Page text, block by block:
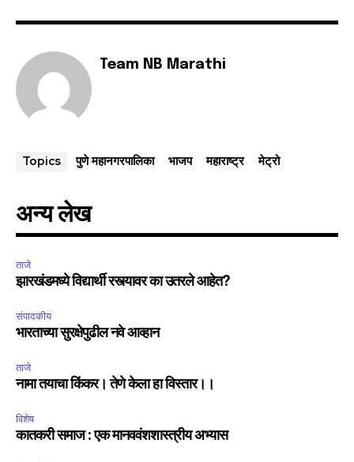
Team NB Marathi
Topics पुणे महानगरपालिका भाजप महाराष्ट्र मेट्रो
अन्य लेख
ताजे
झारखंडमध्ये विद्यार्थी रस्त्यावर का उतरले आहेत?
संपादकीय
भारताच्या सुरक्षेपुढील नवे आव्हान
ताजे
नामा तयाचा किंकर। तेणे केला हा विस्तार।।
विशेष
कातकरी समाज : एक मानववंशशास्त्रीय अभ्यास